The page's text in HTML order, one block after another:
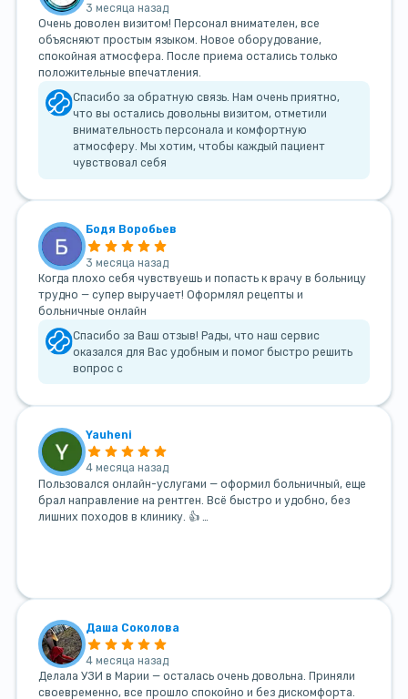
3 месяца назад
Очень доволен визитом! Персонал внимателен, все
объясняют простым языком. Новое оборудование,
спокойная атмосфера. После приема остались только
положительные впечатления.
Спасибо за обратную связь. Нам очень приятно,
что вы остались довольны визитом, отметили
внимательность персонала и комфортную
атмосферу. Мы хотим, чтобы каждый пациент
чувствовал себя
Бодя Воробьев
3 месяца назад
Когда плохо себя чувствуешь и попасть к врачу в больницу
трудно — супер выручает! Оформлял рецепты и
больничные онлайн
Спасибо за Ваш отзыв! Рады, что наш сервис
оказался для Вас удобным и помог быстро решить
вопрос с
Yauheni
4 месяца назад
Пользовался онлайн-услугами — оформил больничный, еще
брал направление на рентген. Всё быстро и удобно, без
лишних походов в клинику. 👍 …
Даша Соколова
4 месяца назад
Делала УЗИ в Марии — осталась очень довольна. Приняли
своевременно, все прошло спокойно и без дискомфорта.